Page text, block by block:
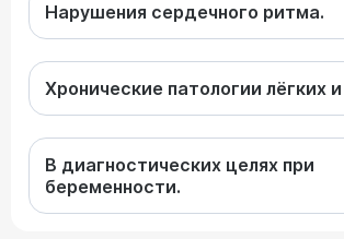
Нарушения сердечного ритма.
Хронические патологии лёгких
В диагностических целях при
беременности.